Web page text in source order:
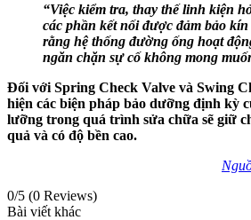
“Việc kiểm tra, thay thế linh kiện
các phần kết nối được đảm bảo
rằng hệ thống đường ống hoạt
ngăn chặn sự cố không mong
Đối với Spring Check Valve và Swing
hiện các biện pháp bảo dưỡng định kỳ
lưỡng trong quá trình sửa chữa sẽ giữ
quả và có độ bền cao.
0/5 (0 Reviews)
Bài viết khác